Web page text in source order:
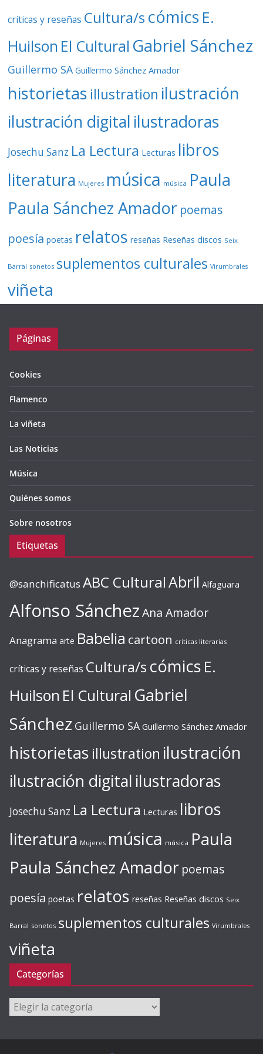
críticas y reseñas Cultura/s cómics E.
Huilson El Cultural Gabriel Sánchez
Guillermo SA Guillermo Sánchez Amador
historietas illustration ilustración
ilustración digital ilustradoras
Josechu Sanz La Lectura Lecturas libros
literatura Mujeres música música Paula
Paula Sánchez Amador poemas
poesía poetas relatos reseñas Reseñas discos Seix
Barral sonetos suplementos culturales Virumbrales
viñeta
Páginas
Cookies
Flamenco
La viñeta
Las Noticias
Música
Quiénes somos
Sobre nosotros
Etiquetas
@sanchificatus ABC CulturalAbril Alfaguara
Alfonso SánchezAna Amador
Anagrama arte Babelia cartoon críticas literarias
críticas y reseñas Cultura/s cómics E.
Huilson El Cultural Gabriel
Sánchez Guillermo SA Guillermo Sánchez Amador
historietas illustration ilustración
ilustración digital ilustradoras
Josechu Sanz La Lectura Lecturas libros
literatura Mujeres música música Paula
Paula Sánchez Amador poemas
poesía poetas relatos reseñas Reseñas discos Seix
Barral sonetos suplementos culturales Virumbrales
viñeta
Categorías
Categorías